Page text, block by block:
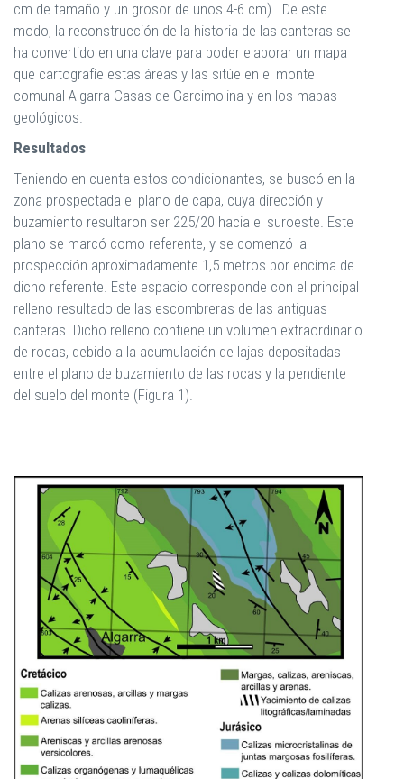
cm de tamaño y un grosor de unos 4-6 cm). De este
modo, la reconstrucción de la historia de las canteras se
ha convertido en una clave para poder elaborar un mapa
que cartografíe estas áreas y las sitúe en el monte
comunal Algarra-Casas de Garcimolina y en los mapas
geológicos.
Resultados
Teniendo en cuenta estos condicionantes, se buscó en la
zona prospectada el plano de capa, cuya dirección y
buzamiento resultaron ser 225/20 hacia el suroeste. Este
plano se marcó como referente, y se comenzó la
prospección aproximadamente 1,5 metros por encima de
dicho referente. Este espacio corresponde con el principal
relleno resultado de las escombreras de las antiguas
canteras. Dicho relleno contiene un volumen extraordinario
de rocas, debido a la acumulación de lajas depositadas
entre el plano de buzamiento de las rocas y la pendiente
del suelo del monte (Figura 1).